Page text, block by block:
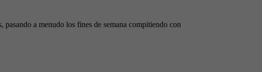
a menudo los fines de semana compitiendo con